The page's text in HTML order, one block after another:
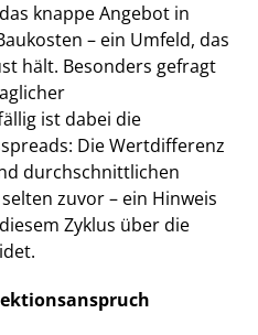
knappe Angebot in
– ein Umfeld, das
hält. Besonders gefragt
ist dabei die
Die Wertdifferenz
durchschnittlichen
zuvor – ein Hinweis
Zyklus über die